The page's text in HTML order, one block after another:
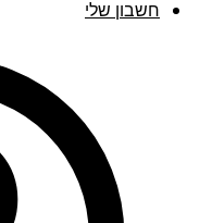
חשבון שלי